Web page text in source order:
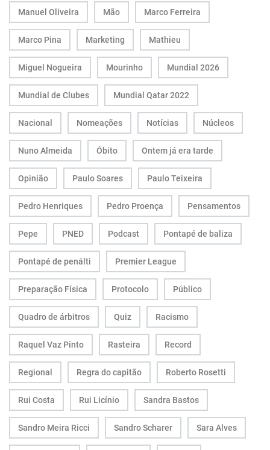
Manuel Oliveira Mão Marco Ferreira
Marco Pina Marketing Mathieu
Miguel Nogueira Mourinho Mundial 2026
Mundial de Clubes Mundial Qatar 2022
Nacional Nomeações Notícias Núcleos
Nuno Almeida Óbito Ontem já era tarde
Opinião Paulo Soares Paulo Teixeira
Pedro Henriques Pedro Proença Pensamentos
Pepe PNED Podcast Pontapé de baliza
Pontapé de penálti Premier League
Preparação Física Protocolo Público
Quadro de árbitros Quiz Racismo
Raquel Vaz Pinto Rasteira Record
Regional Regra do capitão Roberto Rosetti
Rui Costa Rui Licínio Sandra Bastos
Sandro Meira Ricci Sandro Scharer Sara Alves